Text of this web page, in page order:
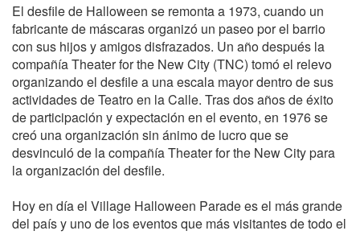
El desfile de Halloween se remonta a 1973, cuando un
fabricante de máscaras organizó un paseo por el barrio
con sus hijos y amigos disfrazados. Un año después la
compañía Theater for the New City (TNC) tomó el relevo
organizando el desfile a una escala mayor dentro de sus
actividades de Teatro en la Calle. Tras dos años de éxito
de participación y expectación en el evento, en 1976 se
creó una organización sin ánimo de lucro que se
desvinculó de la compañía Theater for the New City para
la organización del desfile.
Hoy en día el Village Halloween Parade es el más grande
del país y uno de los eventos que más visitantes de todo el